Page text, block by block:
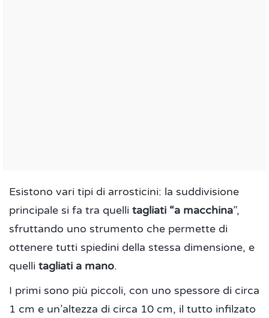
Esistono vari tipi di arrosticini: la suddivisione
principale si fa tra quelli tagliati “a macchina”,
sfruttando uno strumento che permette di
ottenere tutti spiedini della stessa dimensione, e
quelli tagliati a mano.
I primi sono più piccoli, con uno spessore di circa
1 cm e un’altezza di circa 10 cm, il tutto infilzato